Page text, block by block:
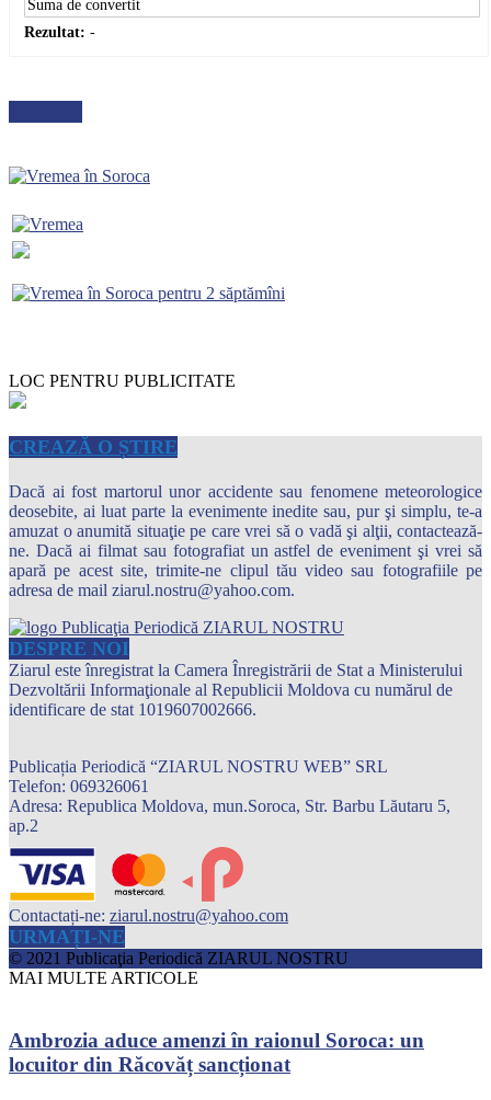
Rezultat: -
LOC PENTRU PUBLICITATE
CREAZĂ O ȘTIRE
Dacă ai fost martorul unor accidente sau fenomene meteorologice
deosebite, ai luat parte la evenimente inedite sau, pur şi simplu, te-a
amuzat o anumită situaţie pe care vrei să o vadă şi alţii, contactează-
ne. Dacă ai filmat sau fotografiat un astfel de eveniment şi vrei să
apară pe acest site, trimite-ne clipul tău video sau fotografiile pe
adresa de mail ziarul.nostru@yahoo.com.
DESPRE NOI
Ziarul este înregistrat la Camera Înregistrării de Stat a Ministerului
Dezvoltării Informaţionale al Republicii Moldova cu numărul de
identificare de stat 1019607002666.
Publicația Periodică “ZIARUL NOSTRU WEB” SRL
Telefon: 069326061
Adresa: Republica Moldova, mun.Soroca, Str. Barbu Lăutaru 5,
ap.2
Contactați-ne: ziarul.nostru@yahoo.com
URMAȚI-NE
© 2021 Publicaţia Periodică ZIARUL NOSTRU
MAI MULTE ARTICOLE
Ambrozia aduce amenzi în raionul Soroca: un
locuitor din Răcovăț sancționat